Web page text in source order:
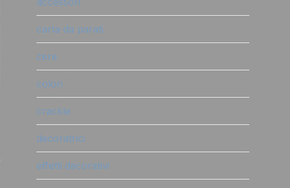
carta da parati
cere
colori
crackle
decoratrici
effetti decorativi